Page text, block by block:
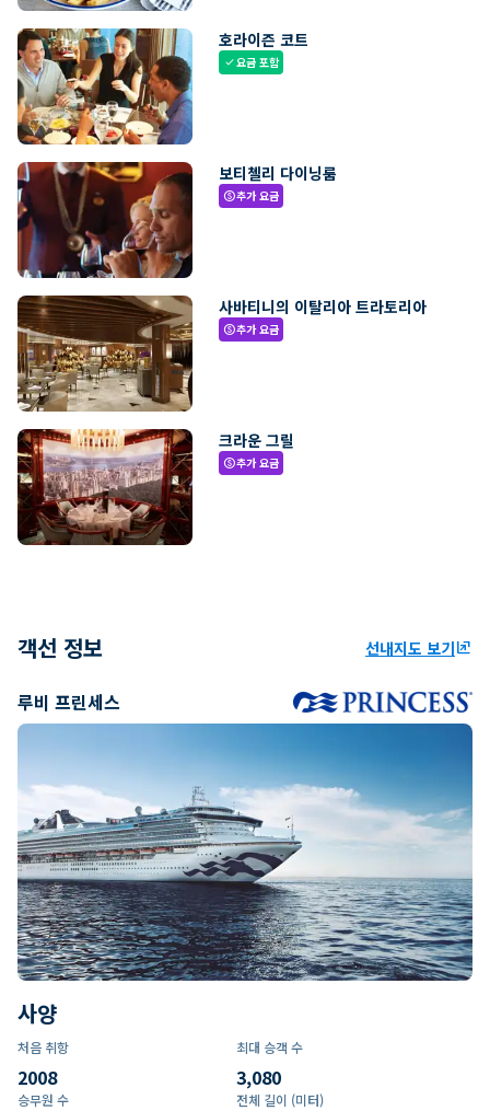
호라이즌 코트
check요금 포함
보티첼리 다이닝룸
paid추가 요금
사바티니의 이탈리아 트라토리아
paid추가 요금
크라운 그릴
paid추가 요금
객선 정보 선내지도 보기ungroup
루비 프린세스
사양
처음 취항
2008
최대 승객 수
3,080
승무원 수 전체 길이 (미터)